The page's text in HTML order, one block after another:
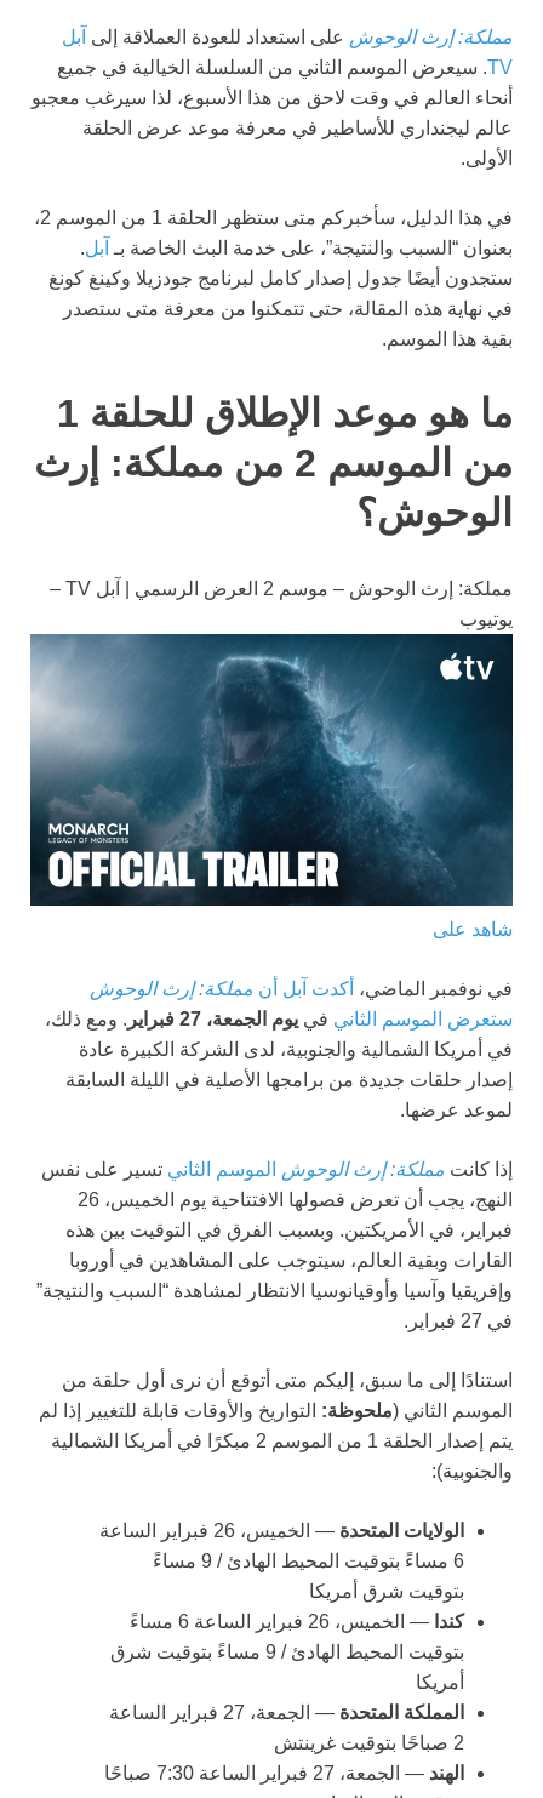
مملكة: إرث الوحوش على استعداد للعودة العملاقة إلى آبل
TV. سيعرض الموسم الثاني من السلسلة الخيالية في جميع
أنحاء العالم في وقت لاحق من هذا الأسبوع، لذا سيرغب معجبو
عالم ليجنداري للأساطير في معرفة موعد عرض الحلقة
الأولى.
في هذا الدليل، سأخبركم متى ستظهر الحلقة 1 من الموسم 2،
بعنوان “السبب والنتيجة”، على خدمة البث الخاصة بـ آبل.
ستجدون أيضًا جدول إصدار كامل لبرنامج جودزيلا وكينغ كونغ
في نهاية هذه المقالة، حتى تتمكنوا من معرفة متى ستصدر
بقية هذا الموسم.
ما هو موعد الإطلاق للحلقة 1
من الموسم 2 من مملكة: إرث
الوحوش؟
مملكة: إرث الوحوش – موسم 2 العرض الرسمي | آبل TV –
يوتيوب
شاهد على
في نوفمبر الماضي، أكدت آبل أن مملكة: إرث الوحوش
ستعرض الموسم الثاني في يوم الجمعة، 27 فبراير
. ومع ذلك،
في أمريكا الشمالية والجنوبية، لدى الشركة الكبيرة عادة
إصدار حلقات جديدة من برامجها الأصلية في الليلة السابقة
لموعد عرضها.
إذا كانت مملكة: إرث الوحوش الموسم الثاني تسير على نفس
النهج، يجب أن تعرض فصولها الافتتاحية يوم الخميس، 26
فبراير، في الأمريكتين. وبسبب الفرق في التوقيت بين هذه
القارات وبقية العالم، سيتوجب على المشاهدين في أوروبا
وإفريقيا وآسيا وأوقيانوسيا الانتظار لمشاهدة “السبب والنتيجة”
في 27 فبراير.
استنادًا إلى ما سبق، إليكم متى أتوقع أن نرى أول حلقة من
الموسم الثاني (ملحوظة: التواريخ والأوقات قابلة للتغيير إذا لم
يتم إصدار الحلقة 1 من الموسم 2 مبكرًا في أمريكا الشمالية
والجنوبية):
الولايات المتحدة
— الخميس، 26 فبراير الساعة
6 مساءً بتوقيت المحيط الهادئ / 9 مساءً
بتوقيت شرق أمريكا
كندا
— الخميس، 26 فبراير الساعة 6 مساءً
بتوقيت المحيط الهادئ / 9 مساءً بتوقيت شرق
أمريكا
المملكة المتحدة
— الجمعة، 27 فبراير الساعة
2 صباحًا بتوقيت غرينتش
الهند
— الجمعة، 27 فبراير الساعة 7:30 صباحًا